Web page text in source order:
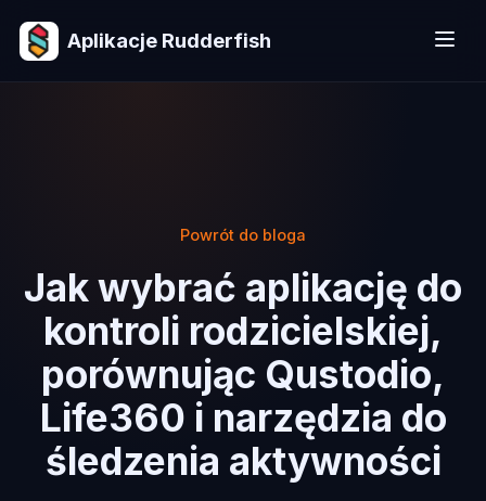
Aplikacje Rudderfish
Powrót do bloga
Jak wybrać aplikację do
kontroli rodzicielskiej,
porównując Qustodio,
Life360 i narzędzia do
śledzenia aktywności